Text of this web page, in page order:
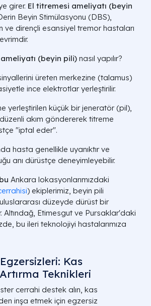
girer. El titremesi ameliyatı (beyin
Beyin Stimülasyonu (DBS),
ve dirençli esansiyel tremor hastaları
(beyin pili) nasıl yapılır?
üreten merkezine (talamus)
ince elektrotlar yerleştirilir.
yerleştirilen küçük bir jeneratör (pil),
akım göndererek titreme
"iptal eder".
hasta genellikle uyanıktır ve
anı dürüstçe deneyimleyebilir.
Ankara lokasyonlarımızdaki
) ekiplerimiz, beyin pili
düzeyde dürüst bir
Altındağ, Etimesgut ve Pursaklar'daki
bu ileri teknolojiyi hastalarımıza
Kas
Teknikleri
cerrahi destek alın, kas
inşa etmek için egzersiz